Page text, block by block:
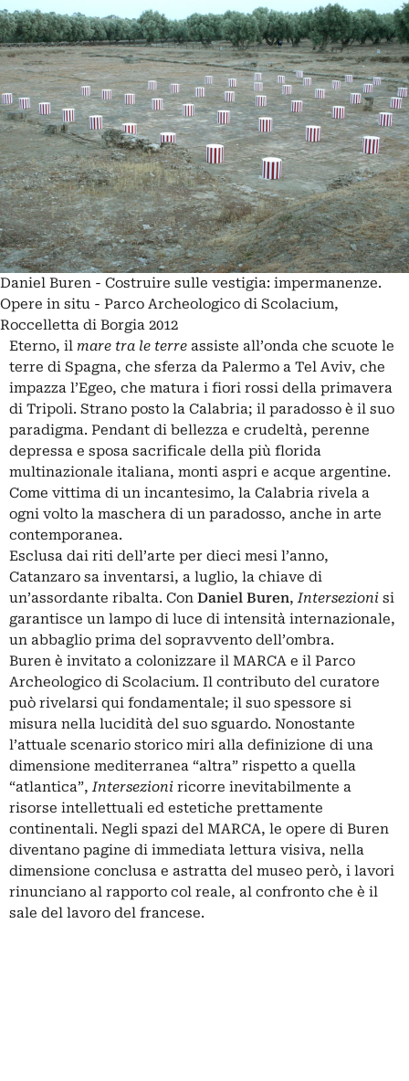
Daniel Buren - Costruire sulle vestigia: impermanenze.
Opere in situ - Parco Archeologico di Scolacium,
Roccelletta di Borgia 2012
Eterno, il mare tra le terre assiste all’onda che scuote le
terre di Spagna, che sferza da Palermo a Tel Aviv, che
impazza l’Egeo, che matura i fiori rossi della primavera
di Tripoli. Strano posto la Calabria; il paradosso è il suo
paradigma. Pendant di bellezza e crudeltà, perenne
depressa e sposa sacrificale della più florida
multinazionale italiana, monti aspri e acque argentine.
Come vittima di un incantesimo, la Calabria rivela a
ogni volto la maschera di un paradosso, anche in arte
contemporanea.
Esclusa dai riti dell’arte per dieci mesi l’anno,
Catanzaro sa inventarsi, a luglio, la chiave di
un’assordante ribalta. Con Daniel Buren,Intersezioni si
garantisce un lampo di luce di intensità internazionale,
un abbaglio prima del sopravvento dell’ombra.
Buren è invitato a colonizzare il MARCA e il Parco
Archeologico di Scolacium. Il contributo del curatore
può rivelarsi qui fondamentale; il suo spessore si
misura nella lucidità del suo sguardo. Nonostante
l’attuale scenario storico miri alla definizione di una
dimensione mediterranea “altra” rispetto a quella
“atlantica”,Intersezioni ricorre inevitabilmente a
risorse intellettuali ed estetiche prettamente
continentali. Negli spazi del MARCA, le opere di Buren
diventano pagine di immediata lettura visiva, nella
dimensione conclusa e astratta del museo però, i lavori
rinunciano al rapporto col reale, al confronto che è il
sale del lavoro del francese.